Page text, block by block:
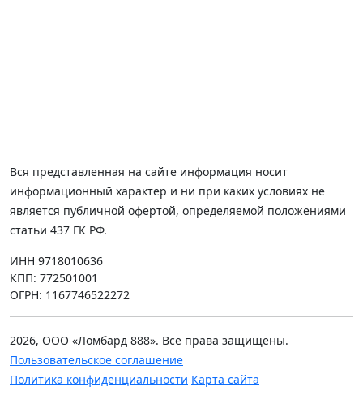
Вся представленная на сайте информация носит
информационный характер и ни при каких условиях не
является публичной офертой, определяемой положениями
статьи 437 ГК РФ.
ИНН 9718010636
КПП: 772501001
ОГРН: 1167746522272
2026, ООО «Ломбард 888». Все права защищены.
Пользовательское соглашение
Политика конфиденциальности Карта сайта